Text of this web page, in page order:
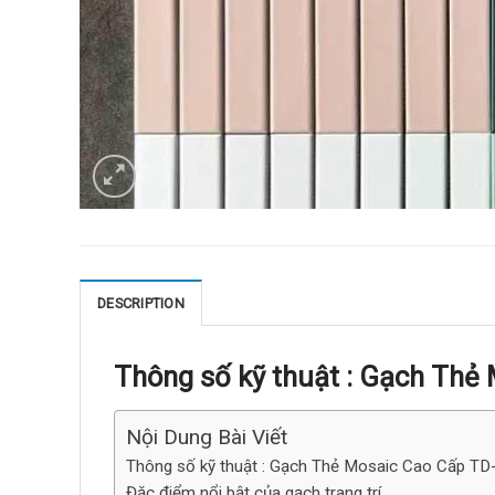
DESCRIPTION
Thông số kỹ thuật : Gạch Thẻ
Nội Dung Bài Viết
Thông số kỹ thuật : Gạch Thẻ Mosaic Cao Cấp